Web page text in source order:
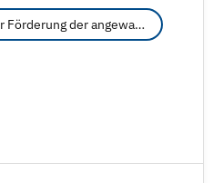
Fraunhofer-Gesellschaft zur Förderung der angewandten Forschung e.V.